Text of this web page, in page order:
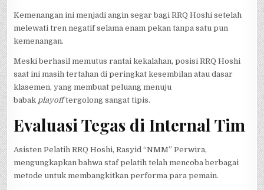
Kemenangan ini menjadi angin segar bagi RRQ Hoshi setelah
melewati tren negatif selama enam pekan tanpa satu pun
kemenangan.
Meski berhasil memutus rantai kekalahan, posisi RRQ Hoshi
saat ini masih tertahan di peringkat kesembilan atau dasar
klasemen, yang membuat peluang menuju
babak playofftergolong sangat tipis.
Evaluasi Tegas di Internal Tim
Asisten Pelatih RRQ Hoshi, Rasyid “NMM” Perwira,
mengungkapkan bahwa staf pelatih telah mencoba berbagai
metode untuk membangkitkan performa para pemain.